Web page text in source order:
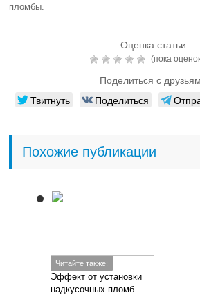
пломбы.
Оценка статьи:
(пока
Поделиться с
Твитнуть Поделиться
Похожие публикации
Читайте также:
Эффект от установки
надкусочных пломб